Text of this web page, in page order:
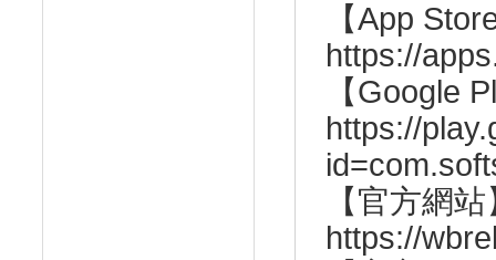
【App
https://
【Google
https://
【官方網站
https://